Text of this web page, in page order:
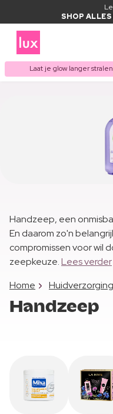
SHOP
Laat je glow langer
Handzeep, een
En daarom zo'n
compromissen voor wil
zeepkeuze.Lees verder
Home
Huidverzorging
Handzeep